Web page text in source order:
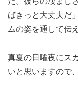
ばきっと大丈夫だ
ムの姿を通して伝
真夏の日曜夜にス
いと思いますので